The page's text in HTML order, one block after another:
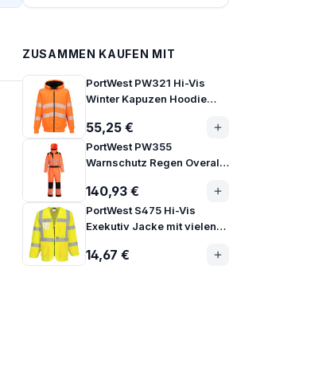
ZUSAMMEN KAUFEN MIT
PortWest PW321 Hi-Vis
Winter Kapuzen Hoodie
55,25 €
PortWest PW355
Warnschutz Regen Overall
140,93 €
PortWest S475 Hi-Vis
Exekutiv Jacke mit vielen
14,67 €